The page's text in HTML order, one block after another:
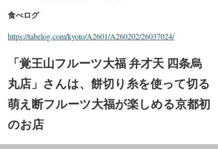
食べログ
https://tabelog.com/kyoto/A2601/A260202/26037024/
「覚王山フルーツ大福 弁才天 四条烏
丸店」さんは、餅切り糸を使って切る
萌え断フルーツ大福が楽しめる京都初
のお店